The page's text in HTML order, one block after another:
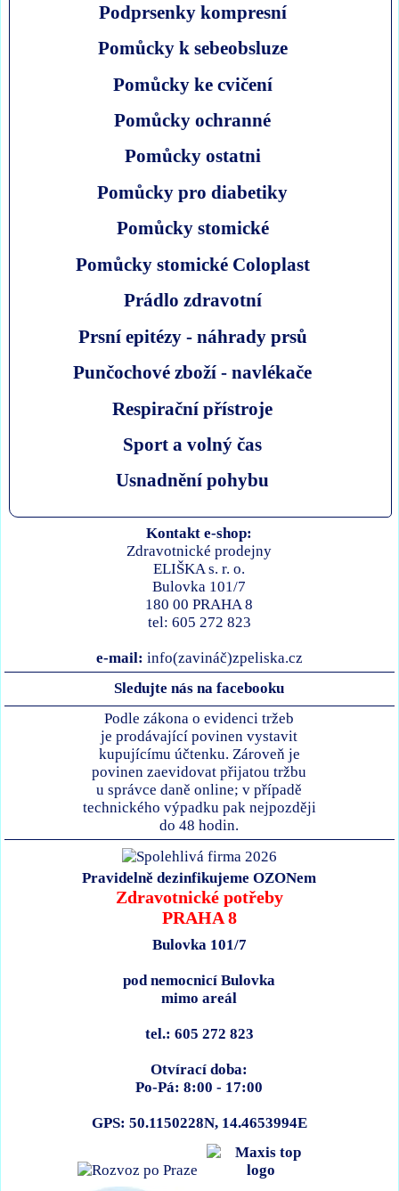
Podprsenky kompresní
Pomůcky k sebeobsluze
Pomůcky ke cvičení
Pomůcky ochranné
Pomůcky ostatni
Pomůcky pro diabetiky
Pomůcky stomické
Pomůcky stomické Coloplast
Prádlo zdravotní
Prsní epitézy - náhrady prsů
Punčochové zboží - navlékače
Respirační přístroje
Sport a volný čas
Usnadnění pohybu
Kontakt e-shop:
Zdravotnické prodejny
ELIŠKA s. r. o.
Bulovka 101/7
180 00 PRAHA 8
tel: 605 272 823
e-mail: info(zavináč)zpeliska.cz
Sledujte nás na facebooku
Podle zákona o evidenci tržeb
je prodávající povinen vystavit
kupujícímu účtenku. Zároveň je
povinen zaevidovat přijatou tržbu
u správce daně online; v případě
technického výpadku pak nejpozději
do 48 hodin.
Pravidelně dezinfikujeme OZONem
Zdravotnické potřeby
PRAHA 8
Bulovka 101/7
pod nemocnicí Bulovka
mimo areál
tel.: 605 272 823
Otvírací doba:
Po-Pá: 8:00 - 17:00
GPS: 50.1150228N, 14.4653994E